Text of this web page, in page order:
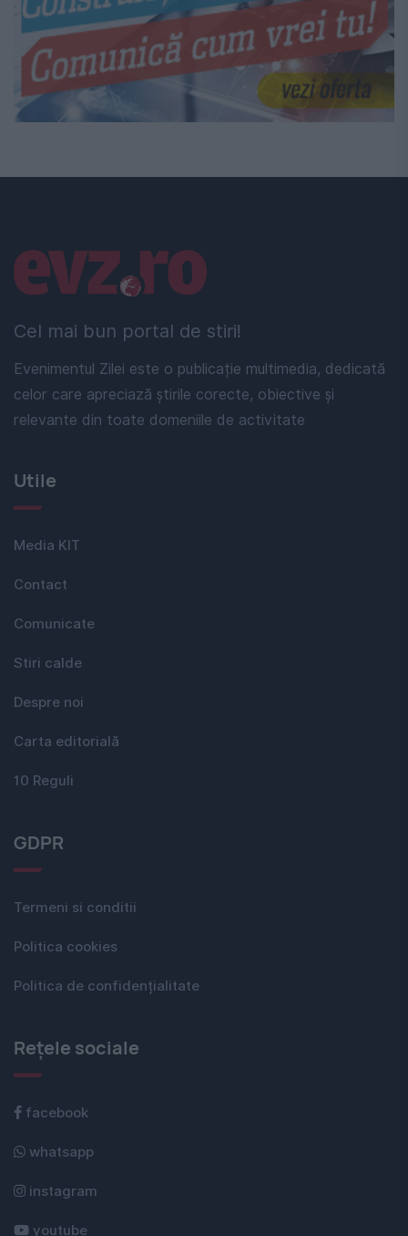
Cel mai bun portal de stiri!
Evenimentul Zilei este o publicație multimedia, dedicată
celor care apreciază știrile corecte, obiective și
relevante din toate domeniile de activitate
Linkuri utile
Utile
Media KIT
Contact
Comunicate
Stiri calde
Despre noi
Carta editorială
10 Reguli
GDPR
Termeni si conditii
Politica cookies
Politica de confidențialitate
Rețele sociale
facebook
whatsapp
instagram
youtube